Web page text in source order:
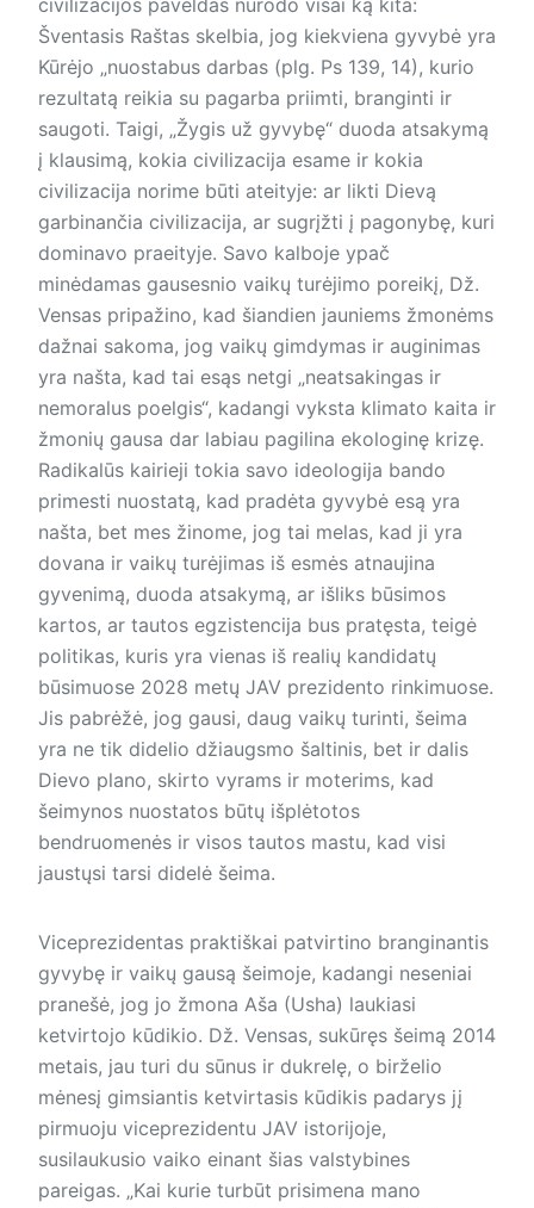
civilizacijos paveldas nurodo visai ką kita:
Šventasis Raštas skelbia, jog kiekviena gyvybė yra
Kūrėjo „nuostabus darbas (plg. Ps 139, 14), kurio
rezultatą reikia su pagarba priimti, branginti ir
saugoti. Taigi, „Žygis už gyvybę“ duoda atsakymą
į klausimą, kokia civilizacija esame ir kokia
civilizacija norime būti ateityje: ar likti Dievą
garbinančia civilizacija, ar sugrįžti į pagonybę, kuri
dominavo praeityje. Savo kalboje ypač
minėdamas gausesnio vaikų turėjimo poreikį, Dž.
Vensas pripažino, kad šiandien jauniems žmonėms
dažnai sakoma, jog vaikų gimdymas ir auginimas
yra našta, kad tai esąs netgi „neatsakingas ir
nemoralus poelgis“, kadangi vyksta klimato kaita ir
žmonių gausa dar labiau pagilina ekologinę krizę.
Radikalūs kairieji tokia savo ideologija bando
primesti nuostatą, kad pradėta gyvybė esą yra
našta, bet mes žinome, jog tai melas, kad ji yra
dovana ir vaikų turėjimas iš esmės atnaujina
gyvenimą, duoda atsakymą, ar išliks būsimos
kartos, ar tautos egzistencija bus pratęsta, teigė
politikas, kuris yra vienas iš realių kandidatų
būsimuose 2028 metų JAV preziden­to rinkimuose.
Jis pabrėžė, jog gausi, daug vaikų turinti, šeima
yra ne tik didelio džiaugsmo šaltinis, bet ir dalis
Dievo plano, skirto vyrams ir moterims, kad
šeimynos nuostatos būtų išplėtotos
bendruomenės ir visos tautos mastu, kad visi
jaustųsi tarsi didelė šeima.
Viceprezidentas praktiškai patvirtino branginantis
gyvybę ir vaikų gausą šeimoje, kadangi neseniai
pranešė, jog jo žmona Aša (Usha) laukiasi
ketvirtojo kūdikio. Dž. Vensas, sukūręs šeimą 2014
metais, jau turi du sūnus ir dukrelę, o birželio
mėnesį gimsiantis ketvirtasis kūdikis padarys jį
pirmuoju viceprezidentu JAV istorijoje,
susilaukusio vaiko einant šias valstybines
pareigas. „Kai kurie turbūt prisimena mano